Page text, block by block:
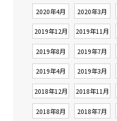
2020年4月 2020年3月
2019年12月 2019年11月
2019年8月 2019年7月
2019年4月 2019年3月
2018年12月 2018年11月
2018年8月 2018年7月